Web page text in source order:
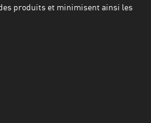
produits et minimisent ainsi les